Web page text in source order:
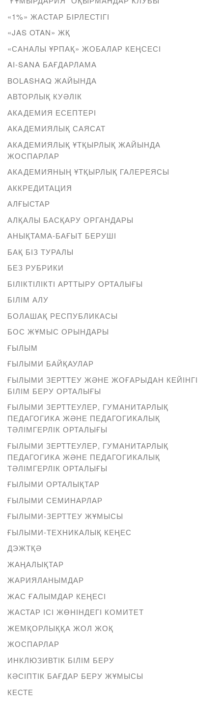
«1%» ЖАСТАР БІРЛЕСТІГІ
«JAS OTAN» ЖҚ
«САНАЛЫ ҰРПАҚ» ЖОБАЛАР КЕҢСЕСІ
AI-SANA БАҒДАРЛАМА
BOLASHAQ ЖАЙЫНДА
АВТОРЛЫҚ КУӘЛІК
АКАДЕМИЯ ЕСЕПТЕРІ
АКАДЕМИЯЛЫҚ САЯСАТ
АКАДЕМИЯЛЫҚ ҰТҚЫРЛЫҚ ЖАЙЫНДА
ЖОСПАРЛАР
АКАДЕМИЯНЫҢ ҰТҚЫРЛЫҚ ГАЛЕРЕЯСЫ
АККРЕДИТАЦИЯ
АЛҒЫСТАР
АЛҚАЛЫ БАСҚАРУ ОРГАНДАРЫ
АНЫҚТАМА-БАҒЫТ БЕРУШІ
БАҚ БІЗ ТУРАЛЫ
БЕЗ РУБРИКИ
БІЛІКТІЛІКТІ АРТТЫРУ ОРТАЛЫҒЫ
БІЛІМ АЛУ
БОЛАШАҚ РЕСПУБЛИКАСЫ
БОС ЖҰМЫС ОРЫНДАРЫ
ҒЫЛЫМ
ҒЫЛЫМИ БАЙҚАУЛАР
ҒЫЛЫМИ ЗЕРТТЕУ ЖӘНЕ ЖОҒАРЫДАН КЕЙІНГІ
БІЛІМ БЕРУ ОРТАЛЫҒЫ
ҒЫЛЫМИ ЗЕРТТЕУЛЕР, ГУМАНИТАРЛЫҚ
ПЕДАГОГИКА ЖӘНЕ ПЕДАГОГИКАЛЫҚ
ТӘЛІМГЕРЛІК ОРТАЛЫҒЫ
ҒЫЛЫМИ ЗЕРТТЕУЛЕР, ГУМАНИТАРЛЫҚ
ПЕДАГОГИКА ЖӘНЕ ПЕДАГОГИКАЛЫҚ
ТӘЛІМГЕРЛІК ОРТАЛЫҒЫ
ҒЫЛЫМИ ОРТАЛЫҚТАР
ҒЫЛЫМИ СЕМИНАРЛАР
ҒЫЛЫМИ-ЗЕРТТЕУ ЖҰМЫСЫ
ҒЫЛЫМИ-ТЕХНИКАЛЫҚ КЕҢЕС
ДЭЖТҚӘ
ЖАҢАЛЫҚТАР
ЖАРИЯЛАНЫМДАР
ЖАС ҒАЛЫМДАР КЕҢЕСІ
ЖАСТАР ІСІ ЖӨНІНДЕГІ КОМИТЕТ
ЖЕМҚОРЛЫҚҚА ЖОЛ ЖОҚ
ЖОСПАРЛАР
ИНКЛЮЗИВТІК БІЛІМ БЕРУ
КӘСІПТІК БАҒДАР БЕРУ ЖҰМЫСЫ
КЕСТЕ